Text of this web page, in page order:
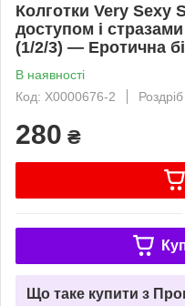
Колготки Very Sexy
доступом і
(1/2/3) — Еротична
В наявності
Код: X0000676-2
Роздріб
280 ₴
Що таке купити з